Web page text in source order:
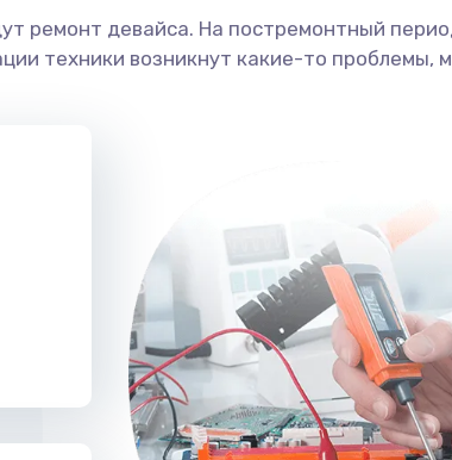
ремонт девайса. На постремонтный
техники возникнут какие-то проблемы,